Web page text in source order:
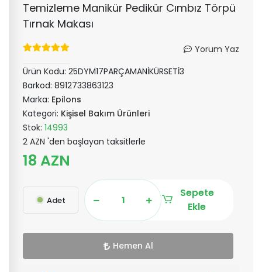
Temizleme Manikür Pedikür Cımbız Törpü
Tırnak Makası
Yorum Yaz
Ürün Kodu: 25DYM17PARÇAMANİKÜRSETİ3
Barkod: 8912733863123
Marka: Epilons
Kategori: Kişisel Bakım Ürünleri
Stok: 14993
2 AZN 'den başlayan taksitlerle
18 AZN
Adet
Sepete
Ekle
Hemen Al